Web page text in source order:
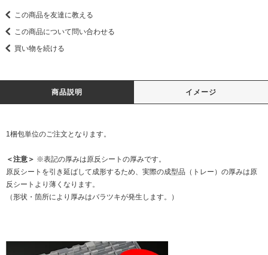
この商品を友達に教える
この商品について問い合わせる
買い物を続ける
商品説明 イメージ
1梱包単位のご注文となります。
＜注意＞ ※表記の厚みは原反シートの厚みです。
原反シートを引き延ばして成形するため、実際の成型品（トレー）の厚みは原
反シートより薄くなります。
（形状・箇所により厚みはバラツキが発生します。）